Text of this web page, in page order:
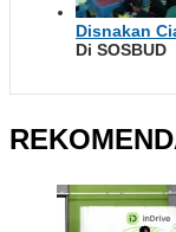
Disnakan
Di SOSBUD